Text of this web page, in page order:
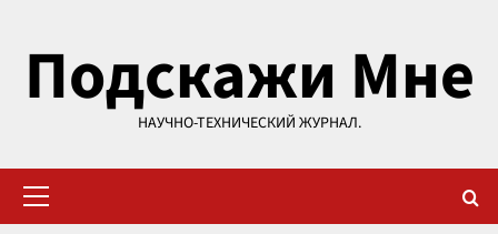
содержимому
Подскажи Мне
НАУЧНО-ТЕХНИЧЕСКИЙ ЖУРНАЛ.
меню